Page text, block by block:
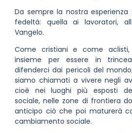
Da sempre la nostra
fedeltà: quella ai lavoratori,
Vangelo.
Come cristiani e come
insieme per essere in
difenderci dai pericoli del
siamo chiamati a vivere negli
cioè nei luoghi più esposti
sociale, nelle zone di frontiera
anticipo ciò che poi maturerà
cambiamento sociale.